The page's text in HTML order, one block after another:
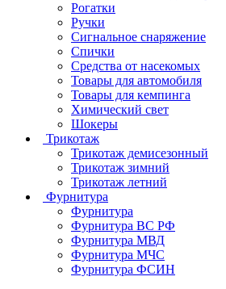
Рогатки
Ручки
Сигнальное снаряжение
Спички
Средства от насекомых
Товары для автомобиля
Товары для кемпинга
Химический свет
Шокеры
Трикотаж
Трикотаж демисезонный
Трикотаж зимний
Трикотаж летний
Фурнитура
Фурнитура
Фурнитура ВС РФ
Фурнитура МВД
Фурнитура МЧС
Фурнитура ФСИН